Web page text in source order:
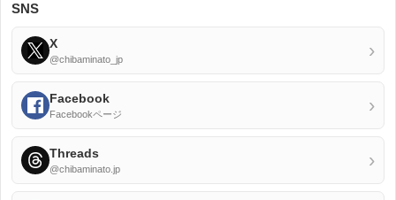
SNS
X
@chibaminato_jp ›
Facebook
Facebookページ ›
Threads
@chibaminato.jp ›